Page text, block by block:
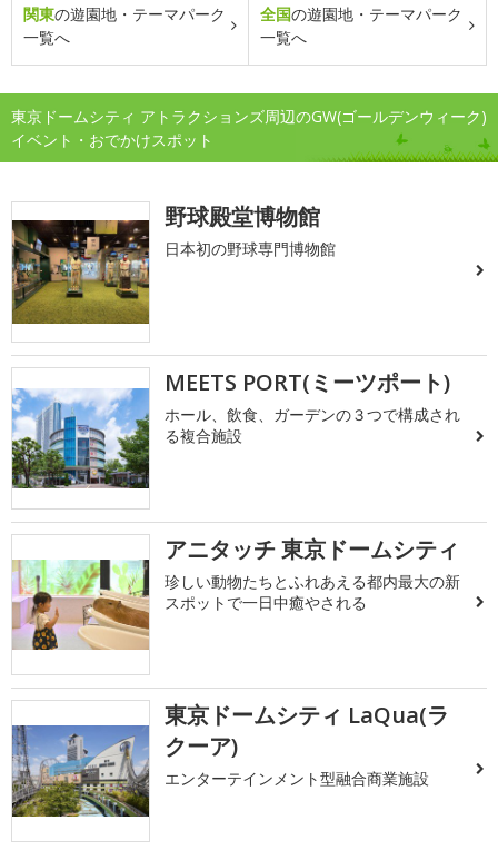
関東の遊園地・テーマパーク
一覧へ
全国の遊園地・テーマパーク
一覧へ
東京ドームシティ アトラクションズ周辺のGW(ゴールデンウィーク)
イベント・おでかけスポット
野球殿堂博物館
日本初の野球専門博物館
MEETS PORT(ミーツポート)
ホール、飲食、ガーデンの３つで構成され
る複合施設
アニタッチ 東京ドームシティ
珍しい動物たちとふれあえる都内最大の新
スポットで一日中癒やされる
東京ドームシティ LaQua(ラ
クーア)
エンターテインメント型融合商業施設